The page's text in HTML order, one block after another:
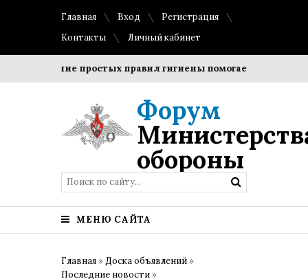
Главная Вход
Регистрация
Контакты
Личный кабинет
Соблюдение простых правил гигиены помогает сохранить
Форум
обороны
МЕНЮ САЙТА
Главная »Доска объявлений »
Последние новости »